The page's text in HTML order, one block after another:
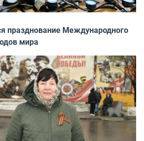
празднование Международного
мира